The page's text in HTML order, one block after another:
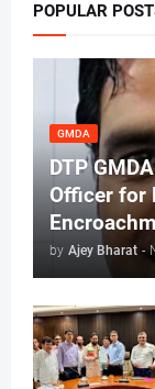
POPULAR
GMDA
DTP
Officer for
by Ajey Bharat -